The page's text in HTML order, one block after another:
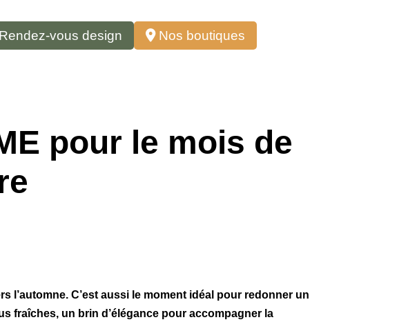
Rendez-vous design Nos boutiques
pour le mois de
l’automne. C’est aussi le moment idéal pour redonner un
fraîches, un brin d’élégance pour accompagner la